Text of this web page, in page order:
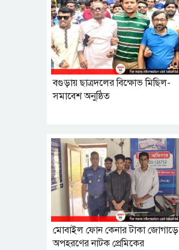
বগুড়ায় ছাত্রদলের বিক্ষোভ মিছিল-
সমাবেশ অনুষ্ঠিত
মোবাইল ফোন কেনার টাকা জোগাড়ে
অপহরণের নাটক প্রেমিকের